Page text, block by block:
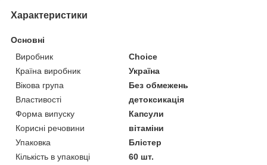
Характеристики
Основні
Виробник
Choice
Країна виробник
Україна
Вікова група
Без обмежень
Властивості
детоксикація
Форма випуску
Капсули
Корисні речовини
вітаміни
Упаковка
Блістер
Кількість в упаковці
60 шт.